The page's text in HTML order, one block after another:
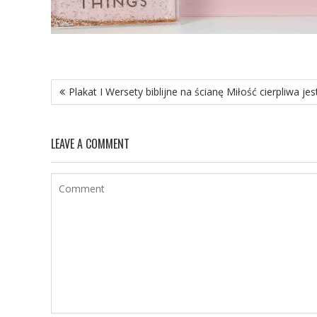
Nawigacja
wpisu
Plakat I Wersety biblijne na ścianę Miłość cierpliwa
LEAVE A COMMENT